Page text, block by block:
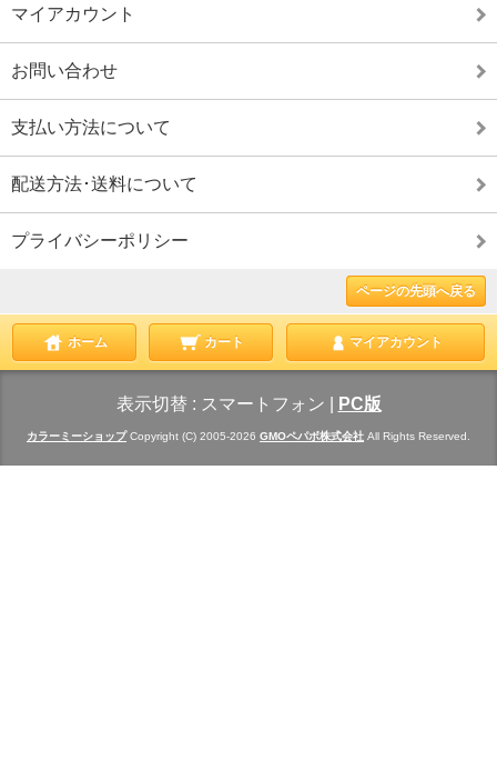
マイアカウント
お問い合わせ
支払い方法について
配送方法･送料について
プライバシーポリシー
ページの先頭へ戻る
ホーム カート マイアカウント
表示切替 : スマートフォン PC版
カラーミーショップCopyright (C) 2005-2026 GMOペパボ株式会社 All Rights Reserved.